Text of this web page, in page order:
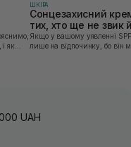
як
ШКIРА
Сонцезахисний
тих, хто ще не звик
Якщо у вашому уявленні
лише на відпочинку, бо він
UAH